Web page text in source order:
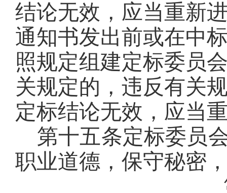
结论无效，应当重新
通知书发出前或在中
照规定组建定标委员
关规定的， 违反有关
定标结论无效，应当
第十五条定标委员
职业道德，保守秘密